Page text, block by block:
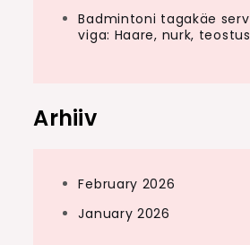
Badmintoni tagakäe
viga: Haare, nurk, teostus
Arhiiv
February 2026
January 2026